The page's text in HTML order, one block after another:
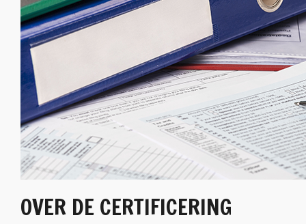
OVER DE CERTIFICERING